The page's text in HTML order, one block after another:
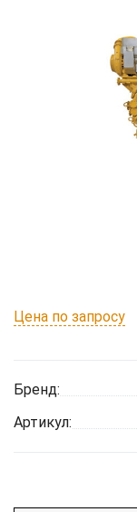
Цена по запросу
Бренд:
Артикул: